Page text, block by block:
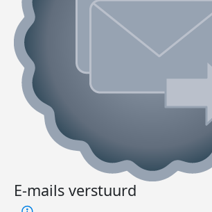
E-mails verstuurd